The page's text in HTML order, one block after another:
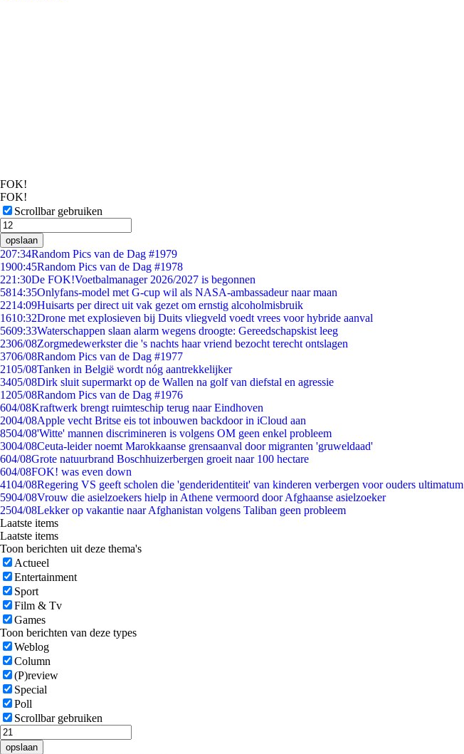
FOK!
FOK!
Scrollbar gebruiken
opslaan
207:34Random Pics van de Dag #1979
1900:45Random Pics van de Dag #1978
221:30De FOK!Voetbalmanager 2026/2027 is begonnen
5814:35Onlyfans-model met G-cup wil als NASA-ambassadeur naar maan
2214:09Huisarts per direct uit vak gezet om ernstig alcoholmisbruik
1610:32Drone met explosieven bij Duits vliegveld voedt vrees voor hybride aanval
5609:33Waterschappen slaan alarm wegens droogte: Gereedschapskist leeg
2306/08Zorgmedewerkster die 's nachts haar vriend bezocht terecht ontslagen
3706/08Random Pics van de Dag #1977
2105/08Tanken in België wordt nóg aantrekkelijker
3405/08Dirk sluit supermarkt op de Wallen na golf van diefstal en agressie
1205/08Random Pics van de Dag #1976
604/08Kraftwerk brengt ruimteschip terug naar Eindhoven
2004/08Apple vecht Britse eis tot inbouwen backdoor in iCloud aan
8504/08'Witte' mannen discrimineren is volgens OM geen enkel probleem
3004/08Ceuta-leider noemt Marokkaanse grensaanval door migranten 'gruweldaad'
604/08Grote natuurbrand Boschhuizerbergen groeit naar 100 hectare
604/08FOK! was even down
4104/08Regering VS geeft scholen die 'genderidentiteit' van kinderen verbergen voor ouders ultimatum
5904/08Vrouw die asielzoekers hielp in Athene vermoord door Afghaanse asielzoeker
2504/08Lekker op vakantie naar Afghanistan volgens Taliban geen probleem
Laatste items
Laatste items
Toon berichten uit deze thema's
Actueel
Entertainment
Sport
Film & Tv
Games
Toon berichten van deze types
Weblog
Column
(P)review
Special
Poll
Scrollbar gebruiken
opslaan